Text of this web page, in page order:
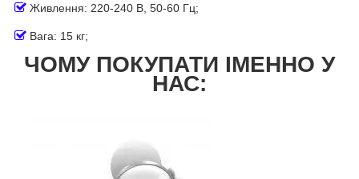
Живлення: 220-240 В, 50-60 Гц;
Вага: 15 кг;
ЧОМУ ПОКУПАТИ ІМЕННО У
НАС: